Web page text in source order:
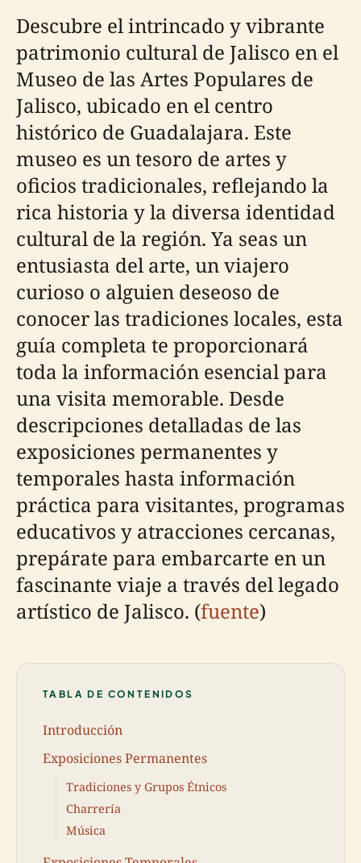
Descubre el intrincado y vibrante
patrimonio cultural de Jalisco en el
Museo de las Artes Populares de
Jalisco, ubicado en el centro
histórico de Guadalajara. Este
museo es un tesoro de artes y
oficios tradicionales, reflejando la
rica historia y la diversa identidad
cultural de la región. Ya seas un
entusiasta del arte, un viajero
curioso o alguien deseoso de
conocer las tradiciones locales, esta
guía completa te proporcionará
toda la información esencial para
una visita memorable. Desde
descripciones detalladas de las
exposiciones permanentes y
temporales hasta información
práctica para visitantes, programas
educativos y atracciones cercanas,
prepárate para embarcarte en un
fascinante viaje a través del legado
artístico de Jalisco. (fuente)
TABLA DE CONTENIDOS
Introducción
Exposiciones Permanentes
Tradiciones y Grupos Étnicos
Charrería
Música